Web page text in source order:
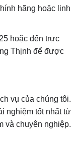
hãng hoặc linh
hoặc đến trực
Thịnh để được
vụ của chúng tôi.
nghiệm tốt nhất từ
và chuyên nghiệp.